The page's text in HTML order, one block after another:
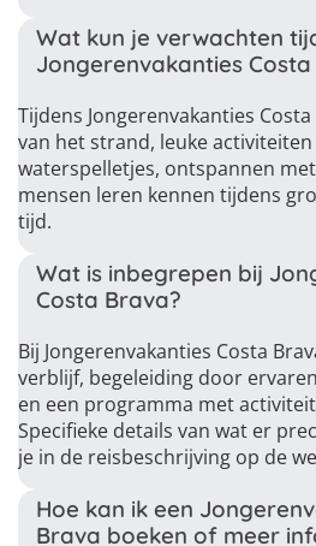
Wat kun je verwachten
Jongerenvakanties
Tijdens Jongerenvakanties
van het strand, leuke
waterspelletjes, ontspannen
mensen leren kennen tijdens
tijd.
Wat is inbegrepen bij
Costa Brava?
Bij Jongerenvakanties Costa
verblijf, begeleiding door
en een programma met
Specifieke details van wat er
je in de reisbeschrijving op de
Hoe kan ik een
Brava boeken of meer